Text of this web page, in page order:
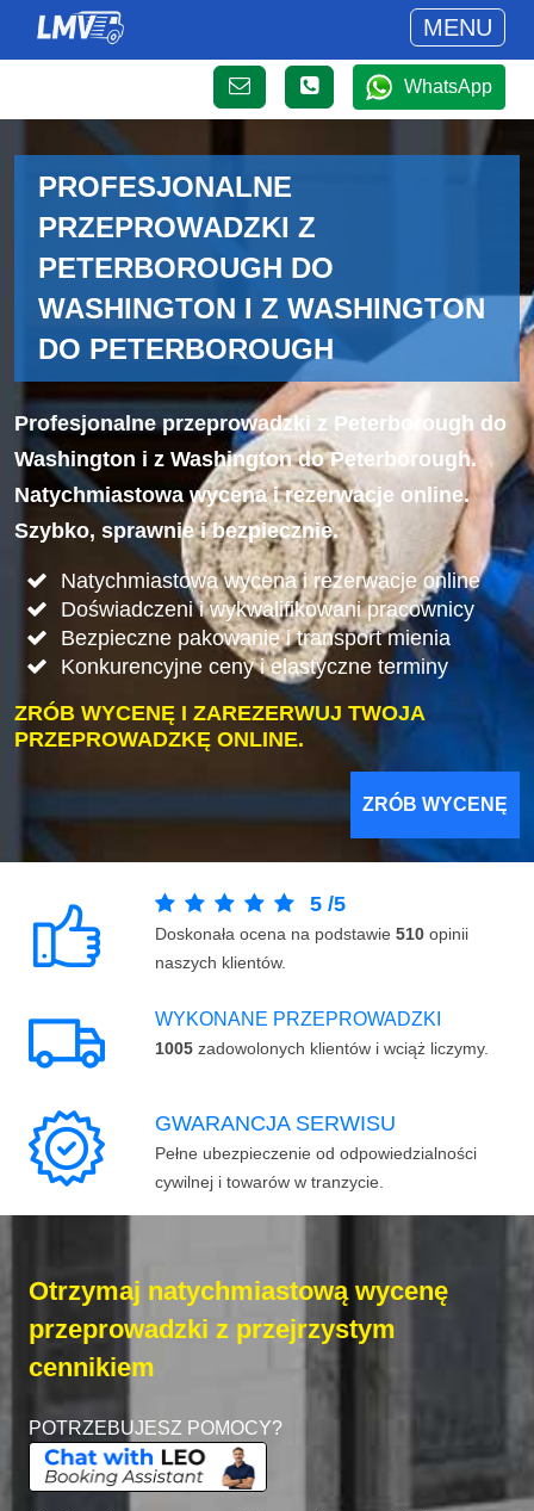
MENU
WhatsApp
PROFESJONALNE
PRZEPROWADZKI Z
PETERBOROUGH DO
WASHINGTON I Z WASHINGTON
DO PETERBOROUGH
Profesjonalne przeprowadzki z Peterborough do
Washington i z Washington do Peterborough.
Natychmiastowa wycena i rezerwacje online.
Szybko, sprawnie i bezpiecznie.
Natychmiastowa wycena i rezerwacje online
Doświadczeni i wykwalifikowani pracownicy
Bezpieczne pakowanie i transport mienia
Konkurencyjne ceny i elastyczne terminy
ZRÓB WYCENĘ I ZAREZERWUJ TWOJA
PRZEPROWADZKĘ ONLINE.
ZRÓB WYCENĘ
5 /5
Doskonała ocena na podstawie 510 opinii
naszych klientów.
WYKONANE PRZEPROWADZKI
1005 zadowolonych klientów i wciąż liczymy.
GWARANCJA SERWISU
Pełne ubezpieczenie od odpowiedzialności
cywilnej i towarów w tranzycie.
Otrzymaj natychmiastową wycenę
przeprowadzki z przejrzystym
cennikiem
POTRZEBUJESZ POMOCY?